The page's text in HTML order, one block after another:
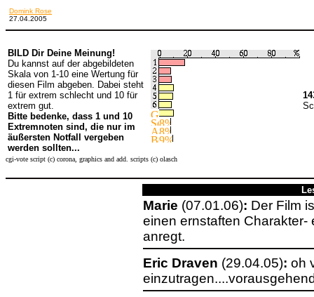
Domink Rose
27.04.2005
BILD Dir Deine Meinung!
Du kannst auf der abgebildeten
Skala von 1-10 eine Wertung für
diesen Film abgeben. Dabei steht
1 für extrem schlecht und 10 für
extrem gut.
Bitte bedenke, dass 1 und 10
Extremnoten sind, die nur im
äußersten Notfall vergeben
werden sollten...
cgi-vote script (c) corona, graphics and add. scripts (c) olasch
Marie (07.01.06): Der Film
einen ernstaften
anregt.
Eric Draven (29.04.05): oh